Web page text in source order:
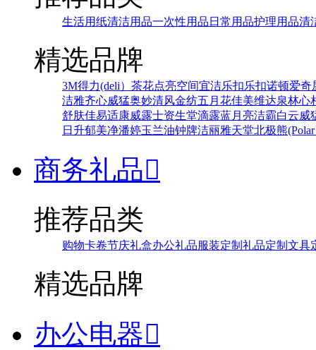
生活用纸清洁用品一次性用品 日常用品护理用品清
精选品牌
3M得力(deli） 茶花点亮空间宜洁乐扣乐扣诺顿爱奇
洁雅齐心威猛奥妙清风金纺五月花佳美维达泉林心
舒肤佳易适康威露士资生堂滴露蓝月亮洁霸白云威
日升郁美净潘婷玉兰油钟牌洁丽雅天堂北极熊(Polar
商务礼品
推荐品类
购物卡卷节庆礼盒办公礼品服装定制 礼品定制 文具
精选品牌
办公电器